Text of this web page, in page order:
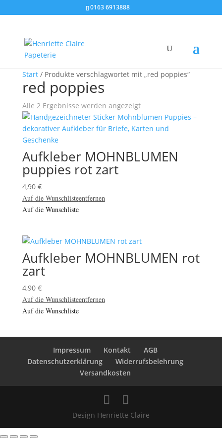
0163 6913888
Start/ Produkte verschlagwortet mit „red poppies“
red poppies
Alle 2 Ergebnisse werden angezeigt
Aufkleber MOHNBLUMEN
puppies rot zart
4,90 €
Auf die Wunschlisteentfernen
Auf die Wunschliste
Aufkleber MOHNBLUMEN rot
zart
4,90 €
Auf die Wunschlisteentfernen
Auf die Wunschliste
Impressum Kontakt
AGB
Datenschutzerklärung
Widerrufsbelehrung
Versandkosten
Design Henriette Claire